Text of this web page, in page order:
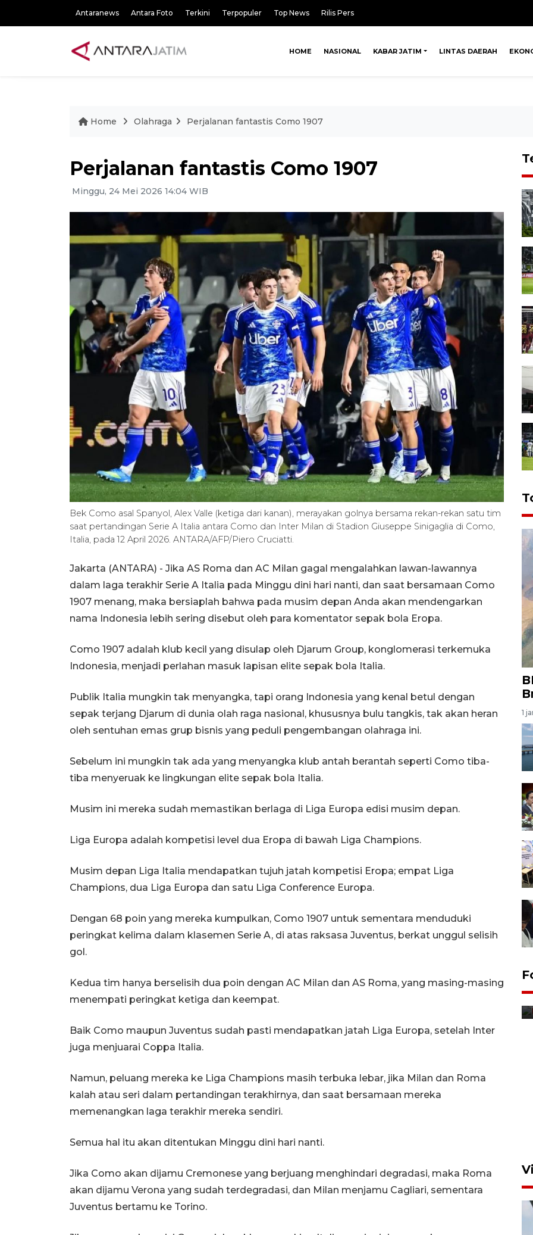
Antaranews Antara Foto Terkini Terpopuler Top News Rilis Pers
HOME NASIONAL KABAR JATIM LINTAS DAERAH
Home Olahraga Perjalanan fantastis Como 1907
Perjalanan fantastis Como 1907
Minggu, 24 Mei 2026 14:04 WIB
Bek Como asal Spanyol, Alex Valle (ketiga dari kanan), merayakan golnya bersama rekan-rekan satu tim
saat pertandingan Serie A Italia antara Como dan Inter Milan di Stadion Giuseppe Sinigaglia di Como,
Italia, pada 12 April 2026. ANTARA/AFP/Piero Cruciatti.
Jakarta (ANTARA) - Jika AS Roma dan AC Milan gagal mengalahkan lawan-lawannya
dalam laga terakhir Serie A Italia pada Minggu dini hari nanti, dan saat bersamaan Como
1907 menang, maka bersiaplah bahwa pada musim depan Anda akan mendengarkan
nama Indonesia lebih sering disebut oleh para komentator sepak bola Eropa.
Como 1907 adalah klub kecil yang disulap oleh Djarum Group, konglomerasi terkemuka
Indonesia, menjadi perlahan masuk lapisan elite sepak bola Italia.
Publik Italia mungkin tak menyangka, tapi orang Indonesia yang kenal betul dengan
sepak terjang Djarum di dunia olah raga nasional, khususnya bulu tangkis, tak akan heran
oleh sentuhan emas grup bisnis yang peduli pengembangan olahraga ini.
Sebelum ini mungkin tak ada yang menyangka klub antah berantah seperti Como tiba-
tiba menyeruak ke lingkungan elite sepak bola Italia.
Musim ini mereka sudah memastikan berlaga di Liga Europa edisi musim depan.
Liga Europa adalah kompetisi level dua Eropa di bawah Liga Champions.
Musim depan Liga Italia mendapatkan tujuh jatah kompetisi Eropa; empat Liga
Champions, dua Liga Europa dan satu Liga Conference Europa.
Dengan 68 poin yang mereka kumpulkan, Como 1907 untuk sementara menduduki
peringkat kelima dalam klasemen Serie A, di atas raksasa Juventus, berkat unggul selisih
gol.
Kedua tim hanya berselisih dua poin dengan AC Milan dan AS Roma, yang masing-masing
menempati peringkat ketiga dan keempat.
Baik Como maupun Juventus sudah pasti mendapatkan jatah Liga Europa, setelah Inter
juga menjuarai Coppa Italia.
Namun, peluang mereka ke Liga Champions masih terbuka lebar, jika Milan dan Roma
kalah atau seri dalam pertandingan terakhirnya, dan saat bersamaan mereka
memenangkan laga terakhir mereka sendiri.
Semua hal itu akan ditentukan Minggu dini hari nanti.
Jika Como akan dijamu Cremonese yang berjuang menghindari degradasi, maka Roma
akan dijamu Verona yang sudah terdegradasi, dan Milan menjamu Cagliari, sementara
Juventus bertamu ke Torino.
1
Distribusi bantuan mesin